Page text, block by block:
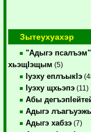
Зытеухуахэр
"Адыгэ
хьэщIэщым (5)
Iуэху еплъыкIэ
Iуэху щхьэпэ (11)
Абы
Адыгэ
Адыгэ хабзэ (7)